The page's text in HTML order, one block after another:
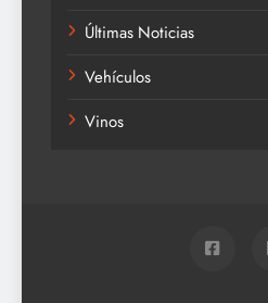
Últimas Noticias
Vehículos
Vinos